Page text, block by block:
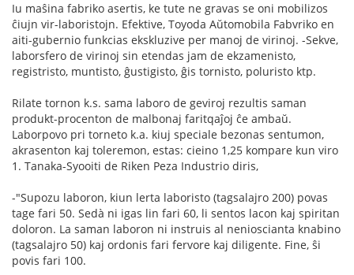
Iu maŝina fabriko asertis, ke tute ne gravas se oni mobilizos
ĉiujn vir-laboristojn. Efektive, Toyoda Aŭtomobila Fabvriko en
aiti-gubernio funkcias ekskluzive per manoj de virinoj. -Sekve,
laborsfero de virinoj sin etendas jam de ekzamenisto,
registristo, muntisto, ĝustigisto, ĝis tornisto, poluristo ktp.
Rilate tornon k.s. sama laboro de geviroj rezultis saman
produkt-procenton de malbonaj faritqaĵoj ĉe ambaŭ.
Laborpovo pri torneto k.a. kiuj speciale bezonas sentumon,
akrasenton kaj toleremon, estas: cieino 1,25 kompare kun viro
1. Tanaka-Syooiti de Riken Peza Industrio diris,
-"Supozu laboron, kiun lerta laboristo (tagsalajro 200) povas
tage fari 50. Sedà ni igas lin fari 60, li sentos lacon kaj spiritan
doloron. La saman laboron ni instruis al nenioscianta knabino
(tagsalajro 50) kaj ordonis fari fervore kaj diligente. Fine, ŝi
povis fari 100.